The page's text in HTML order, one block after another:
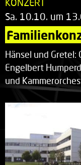
Sa. 10.10. um
Hänsel und Gretel:
Engelbert
und